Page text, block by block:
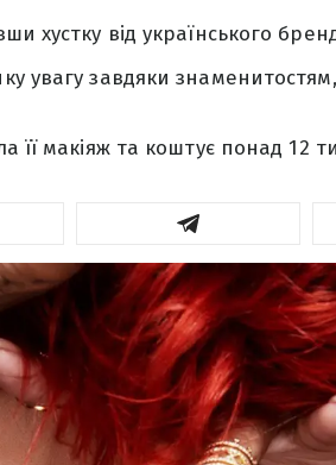
хустку від українського
увагу завдяки
її макіяж та коштує понад 12